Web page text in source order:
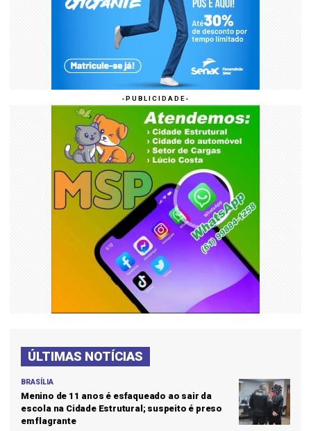
ÚLTIMAS NOTÍCIAS
BRASÍLIA
Menino de 11 anos é esfaqueado ao sair da
escola na Cidade Estrutural; suspeito é preso
em flagrante